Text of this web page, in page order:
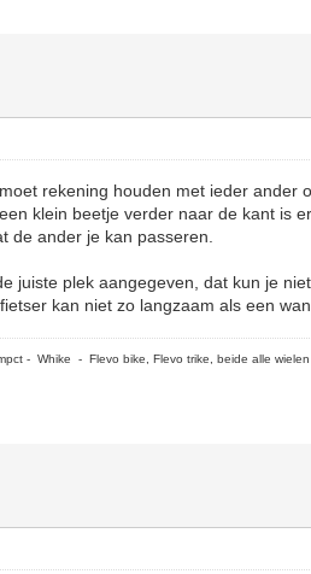
rekening houden met ieder ander
klein beetje verder naar de kant is
de ander je kan passeren.
juiste plek aangegeven, dat kun je
kan niet zo langzaam als een
- Whike - Flevo bike, Flevo trike, beide alle